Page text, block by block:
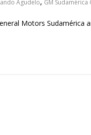
Agudelo GM Sudamérica
Motors Sudamérica